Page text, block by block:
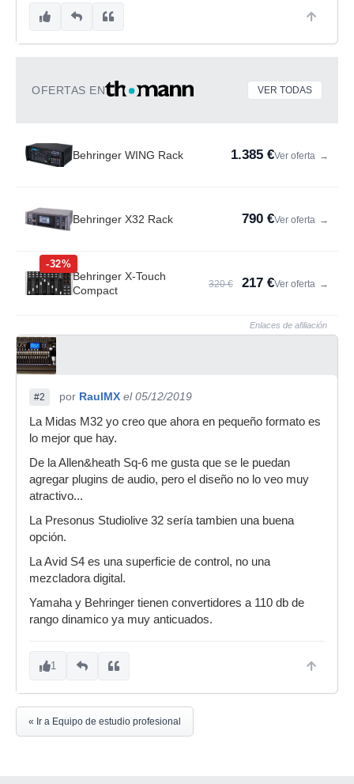
OFERTAS EN VER TODAS
Behringer WING Rack 1.385 €Ver oferta →
Behringer X32 Rack 790 €Ver oferta →
-32%
Behringer X-Touch
Compact
320 € 217 €Ver oferta →
Enlaces de afiliación
#2 por RaulMX el 05/12/2019
La Midas M32 yo creo que ahora en pequeño formato es
lo mejor que hay.
De la Allen&heath Sq-6 me gusta que se le puedan
agregar plugins de audio, pero el diseño no lo veo muy
atractivo...
La Presonus Studiolive 32 sería tambien una buena
opción.
La Avid S4 es una superficie de control, no una
mezcladora digital.
Yamaha y Behringer tienen convertidores a 110 db de
rango dinamico ya muy anticuados.
1
« Ir a Equipo de estudio profesional